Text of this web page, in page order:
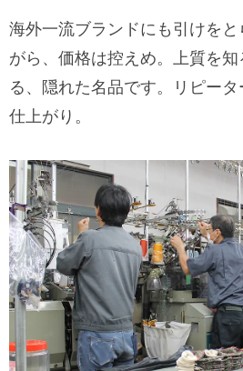
海外一流ブランドにも引けを
がら、価格は控えめ。上質を
る、隠れた名品です。リピー
仕上がり。